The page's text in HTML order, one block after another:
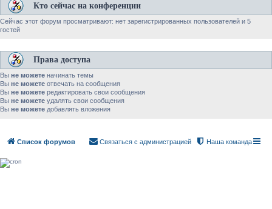
Кто сейчас на конференции
Сейчас этот форум просматривают: нет зарегистрированных пользователей и 5
гостей
Права доступа
Вы не можете начинать темы
Вы не можете отвечать на сообщения
Вы не можете редактировать свои сообщения
Вы не можете удалять свои сообщения
Вы не можете добавлять вложения
Список форумов Наша команда
Связаться с администрацией